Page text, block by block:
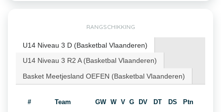
RANGSCHIKKING
U14 Niveau 3 D (Basketbal Vlaanderen)
U14 Niveau 3 R2 A (Basketbal Vlaanderen)
Basket Meetjesland OEFEN (Basketbal Vlaanderen)
# Team GW W V G DV DT DS Ptn